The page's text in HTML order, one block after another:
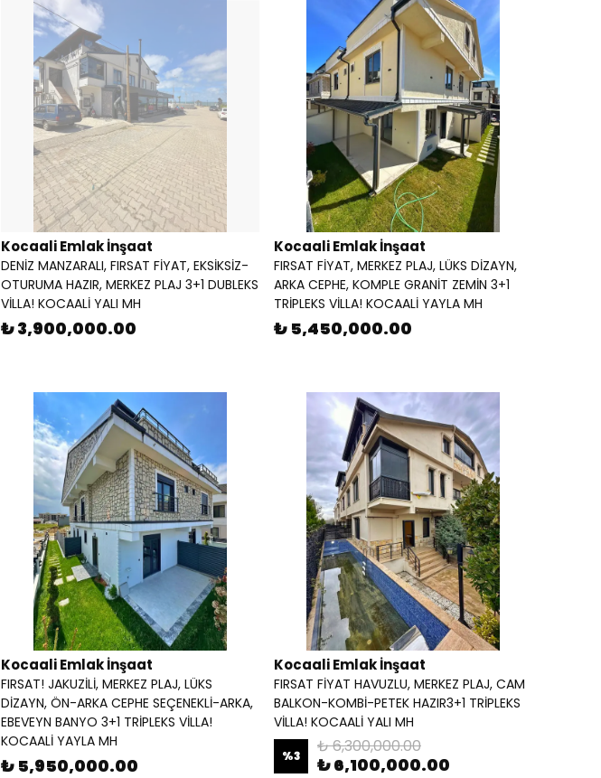
Kocaali Emlak İnşaat
DENİZ MANZARALI, FIRSAT FİYAT, EKSİKSİZ-
OTURUMA HAZIR, MERKEZ PLAJ 3+1 DUBLEKS
VİLLA! KOCAALİ YALI MH
₺ 3,900,000.00
Kocaali Emlak İnşaat
FIRSAT FİYAT, MERKEZ PLAJ, LÜKS DİZAYN,
ARKA CEPHE, KOMPLE GRANİT ZEMİN 3+1
TRİPLEKS VİLLA! KOCAALİ YAYLA MH
₺ 5,450,000.00
Kocaali Emlak İnşaat
FIRSAT! JAKUZİLİ, MERKEZ PLAJ, LÜKS
DİZAYN, ÖN-ARKA CEPHE SEÇENEKLİ-ARKA,
EBEVEYN BANYO 3+1 TRİPLEKS VİLLA!
KOCAALİ YAYLA MH
₺ 5,950,000.00
Kocaali Emlak İnşaat
FIRSAT FİYAT HAVUZLU, MERKEZ PLAJ, CAM
BALKON-KOMBİ-PETEK HAZIR3+1 TRİPLEKS
VİLLA! KOCAALİ YALI MH
%3 ₺ 6,300,000.00
₺ 6,100,000.00